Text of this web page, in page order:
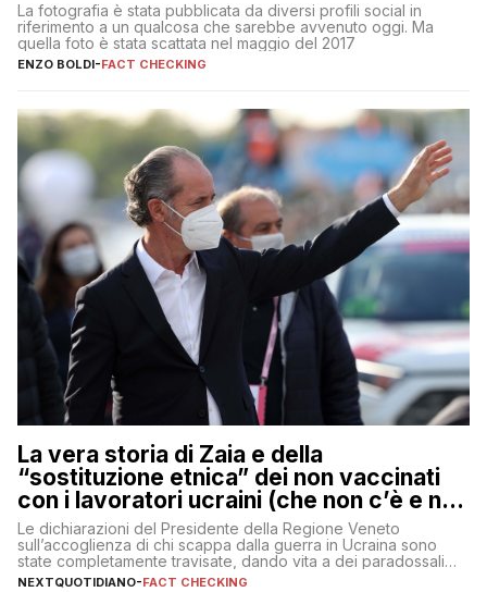
La fotografia è stata pubblicata da diversi profili social in
riferimento a un qualcosa che sarebbe avvenuto oggi. Ma
quella foto è stata scattata nel maggio del 2017
ENZO BOLDI-FACT CHECKING
La vera storia di Zaia e della
“sostituzione etnica” dei non vaccinati
con i lavoratori ucraini (che non c’è e non
ci sarà)
Le dichiarazioni del Presidente della Regione Veneto
sull’accoglienza di chi scappa dalla guerra in Ucraina sono
state completamente travisate, dando vita a dei paradossali
falsi che girano sui social
NEXTQUOTIDIANO-FACT CHECKING